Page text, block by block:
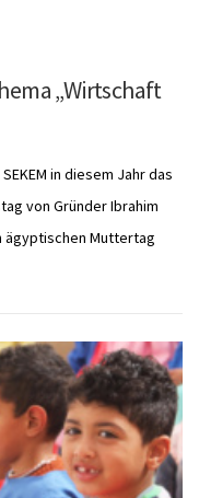
„Wirtschaft
in diesem Jahr das
von Gründer Ibrahim
ägyptischen Muttertag